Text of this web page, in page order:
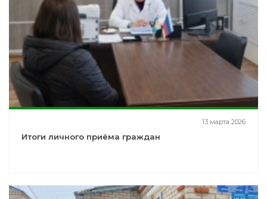
13 марта 2026
Итоги личного приёма граждан